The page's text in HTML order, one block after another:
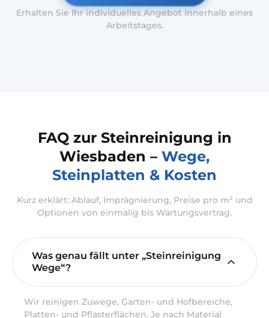
Erhalten Sie Ihr individuelles Angebot innerhalb eines
Arbeitstages.
FAQ zur Steinreinigung in
Wiesbaden – Wege,
Steinplatten & Kosten
Kurz erklärt: Ablauf, Imprägnierung, Preise pro m² und
Optionen von einmalig bis Wartungsvertrag.
Was genau fällt unter „Steinreinigung
Wege“?
Wir reinigen Zuwege, Garten- und Hofbereiche,
Platten- und Pflasterflächen. Je nach Material